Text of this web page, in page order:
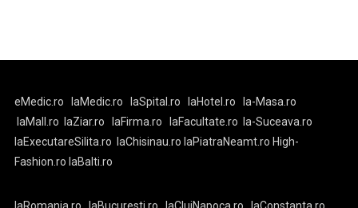
eMedic.ro laMedic.ro laSpital.ro laHotel.ro
la-Masa.ro
laMall.ro
laZiar.ro laFirma.ro laFacultate.ro
la-Suceava.ro
laExecutareSilita.ro
laChisinau.ro laPiatraNeamt.ro High-
Fashion.ro laBalti.ro